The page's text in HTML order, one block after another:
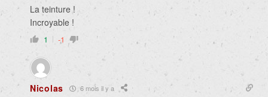
La teinture !
Incroyable !
1 -1
Nicolas 6 mois il y a